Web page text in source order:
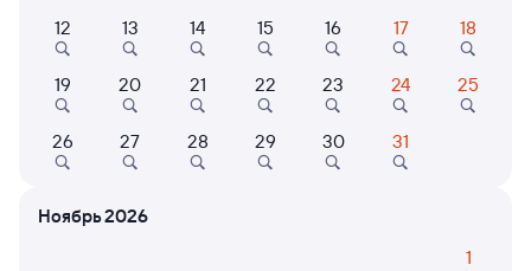
545У Проходящий 7,5
Аполлонская
Новопавловск
в Сириус (Олимпийский
21:46 12:53
15 ч 7 м в пути
Дни следования
12 13 14 15 16 17 18
19 20 21 22 23 24 25
26 27 28 29 30 31
Ноябрь 2026
1